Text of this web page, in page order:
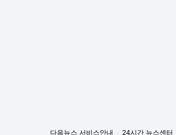
다음뉴스 서비스안내 24시간 뉴스센터